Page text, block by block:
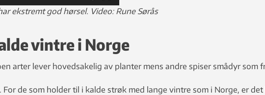
ekstremt god hørsel. Video: Rune Sørås
vintre i Norge
arter lever hovedsakelig av planter mens andre spiser smådyr som
de som holder til i kalde strøk med lange vintre som i Norge, er